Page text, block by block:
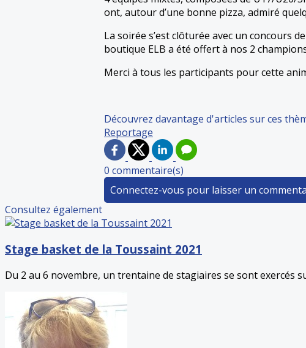
ont, autour d’une bonne pizza, admiré
La soirée s’est clôturée avec un concours
boutique ELB a été offert à nos 2
Merci à tous les participants pour cette
Découvrez davantage d'articles sur ces
Reportage
0 commentaire(s)
Connectez-vous pour laisser un
Consultez également
Stage basket de la Toussaint 2021
Du 2 au 6 novembre, un trentaine de stagiaires se sont exercés